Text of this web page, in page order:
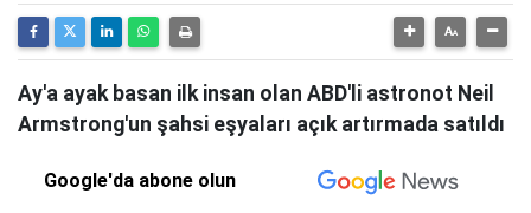
Ay'a ayak basan ilk insan olan ABD'li astronot Neil
Armstrong'un şahsi eşyaları açık artırmada satıldı
Google'da abone olun